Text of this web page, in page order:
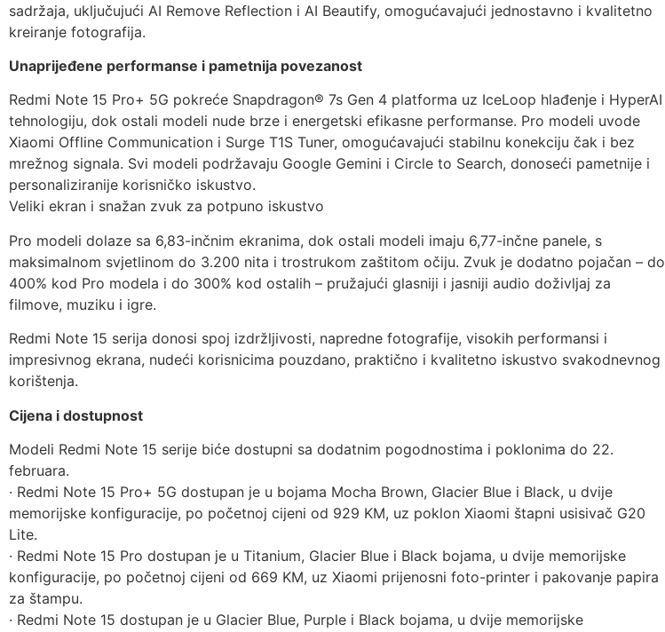
sadržaja, uključujući AI Remove Reflection i AI Beautify, omogućavajući jednostavno i kvalitetno
kreiranje fotografija.
Unaprijeđene performanse i pametnija povezanost
Redmi Note 15 Pro+ 5G pokreće Snapdragon® 7s Gen 4 platforma uz IceLoop hlađenje i HyperAI
tehnologiju, dok ostali modeli nude brze i energetski efikasne performanse. Pro modeli uvode
Xiaomi Offline Communication i Surge T1S Tuner, omogućavajući stabilnu konekciju čak i bez
mrežnog signala. Svi modeli podržavaju Google Gemini i Circle to Search, donoseći pametnije i
personaliziranije korisničko iskustvo.
Veliki ekran i snažan zvuk za potpuno iskustvo
Pro modeli dolaze sa 6,83-inčnim ekranima, dok ostali modeli imaju 6,77-inčne panele, s
maksimalnom svjetlinom do 3.200 nita i trostrukom zaštitom očiju. Zvuk je dodatno pojačan – do
400% kod Pro modela i do 300% kod ostalih – pružajući glasniji i jasniji audio doživljaj za
filmove, muziku i igre.
Redmi Note 15 serija donosi spoj izdržljivosti, napredne fotografije, visokih performansi i
impresivnog ekrana, nudeći korisnicima pouzdano, praktično i kvalitetno iskustvo svakodnevnog
korištenja.
Cijena i dostupnost
Modeli Redmi Note 15 serije biće dostupni sa dodatnim pogodnostima i poklonima do 22.
februara.
· Redmi Note 15 Pro+ 5G dostupan je u bojama Mocha Brown, Glacier Blue i Black, u dvije
memorijske konfiguracije, po početnoj cijeni od 929 KM, uz poklon Xiaomi štapni usisivač G20
Lite.
· Redmi Note 15 Pro dostupan je u Titanium, Glacier Blue i Black bojama, u dvije memorijske
konfiguracije, po početnoj cijeni od 669 KM, uz Xiaomi prijenosni foto-printer i pakovanje papira
za štampu.
· Redmi Note 15 dostupan je u Glacier Blue, Purple i Black bojama, u dvije memorijske